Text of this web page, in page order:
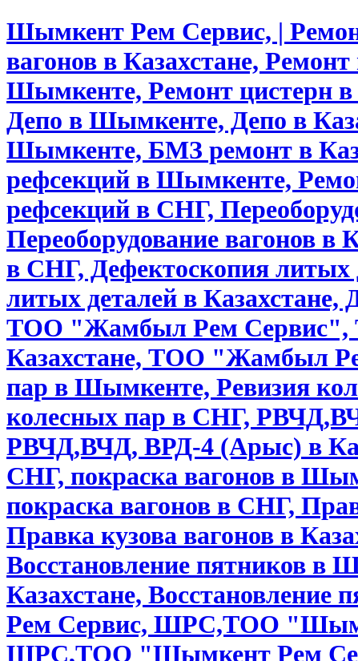
Шымкент Рем Сервис, |
вагонов в Казахстане,
Шымкенте, Ремонт цистерн в
Депо в Шымкенте, Депо в
Шымкенте, БМЗ ремонт в
рефсекций в Шымкенте,
рефсекций в СНГ,
Переоборудование вагонов в
в СНГ, Дефектоскопия
литых деталей в
ТОО "Жамбыл Рем
Казахстане, ТОО "Жамбыл
пар в Шымкенте, Ревизия
колесных пар в СНГ,
РВЧД,ВЧД, ВРД-4 (Арыс) в
СНГ, покраска вагонов в
покраска вагонов в СНГ,
Правка кузова вагонов в
Восстановление пятников в
Казахстане,
Рем Сервис, ШРС,ТОО
ШРС,ТОО "Шымкент Рем